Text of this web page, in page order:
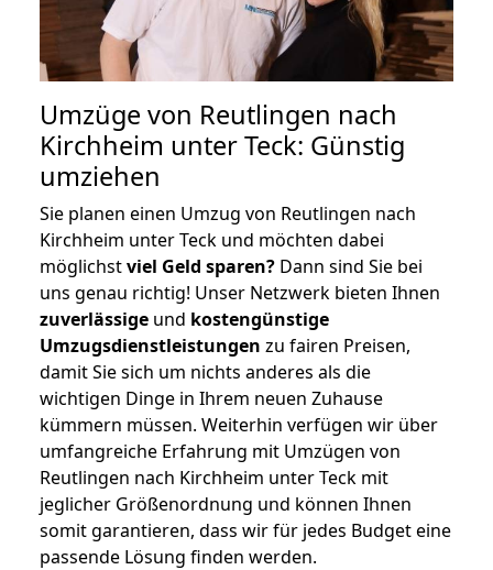
Umzüge von Reutlingen nach
Kirchheim unter Teck: Günstig
umziehen
Sie planen einen Umzug von Reutlingen nach
Kirchheim unter Teck und möchten dabei
möglichstviel Geld sparen? Dann sind Sie bei
uns genau richtig! Unser Netzwerk bieten Ihnen
zuverlässige und kostengünstige
Umzugsdienstleistungen zu fairen Preisen,
damit Sie sich um nichts anderes als die
wichtigen Dinge in Ihrem neuen Zuhause
kümmern müssen. Weiterhin verfügen wir über
umfangreiche Erfahrung mit Umzügen von
Reutlingen nach Kirchheim unter Teck mit
jeglicher Größenordnung und können Ihnen
somit garantieren, dass wir für jedes Budget eine
passende Lösung finden werden.